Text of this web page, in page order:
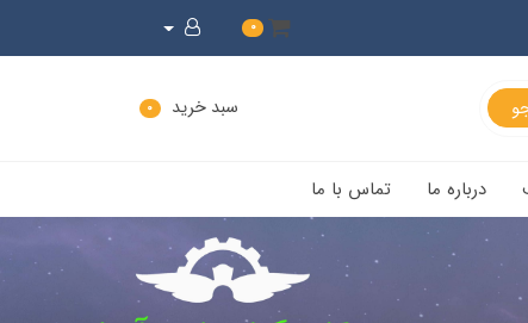
0
سبد خرید 0
درباره ما تماس با ما